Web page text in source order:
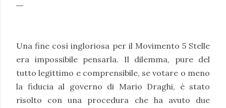
Una fine così ingloriosa per il Movimento 5 Stelle
era impossibile pensarla. Il dilemma, pure del
tutto legittimo e comprensibile, se votare o meno
la fiducia al governo di Mario Draghi, è stato
risolto con una procedura che ha avuto due